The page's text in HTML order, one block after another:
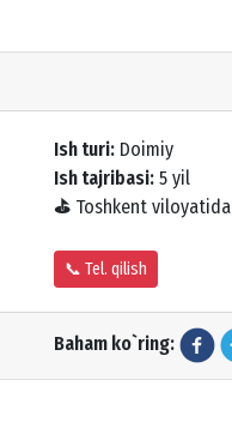
Ish turi: Doimiy
Ish tajribasi: 5 yil
⛳ Toshkent viloyatida
📞 Tel. qilish
Baham ko`ring: